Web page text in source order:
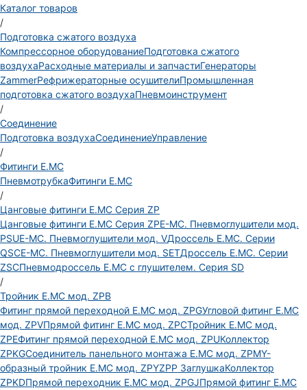
Каталог товаров
/
Подготовка сжатого воздуха
Компрессорное оборудованиеПодготовка сжатого
воздухаРасходные материалы и запчастиГенераторы
ZammerРефрижераторные осушителиПромышленная
подготовка сжатого воздухаПневмоинструмент
/
Соединение
Подготовка воздухаСоединениеУправление
/
Фитинги E.MC
ПневмотрубкаФитинги E.MC
/
Цанговые фитинги E.MC Серия ZP
Цанговые фитинги E.MC Серия ZPE-MC. Пневмоглушители мод.
PSUE-MC. Пневмоглушители мод. VДроссель E.MC. Серии
QSCE-MC. Пневмоглушители мод. SETДроссель E.MC. Серии
ZSCПневмодроссель E.MC с глушителем. Серия SD
/
Тройник E.MC мод. ZPB
Фитинг прямой переходной E.MC мод. ZPGУгловой фитинг E.MC
мод. ZPVПрямой фитинг E.MC мод. ZPCТройник E.MC мод.
ZPEФитинг прямой переходной E.MC мод. ZPUКоллектор
ZPKGСоединитель панельного монтажа E.MC мод. ZPMY-
образный тройник E.MC мод. ZPYZPP ЗаглушкаКоллектор
ZPKDПрямой переходник E.MC мод. ZPGJПрямой фитинг E.MC